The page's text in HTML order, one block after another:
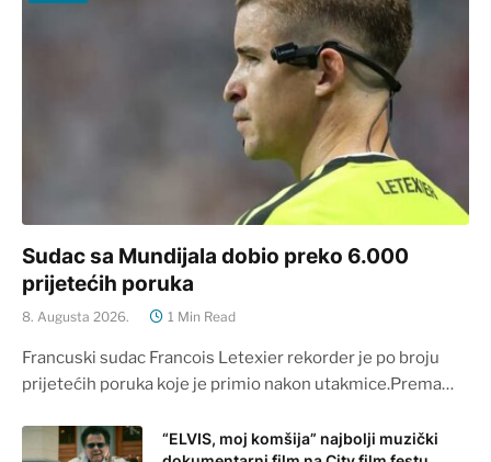
Sudac sa Mundijala dobio preko 6.000
prijetećih poruka
8. Augusta 2026. 1 Min Read
Francuski sudac Francois Letexier rekorder je po broju
prijetećih poruka koje je primio nakon utakmice.Prema…
“ELVIS, moj komšija” najbolji muzički